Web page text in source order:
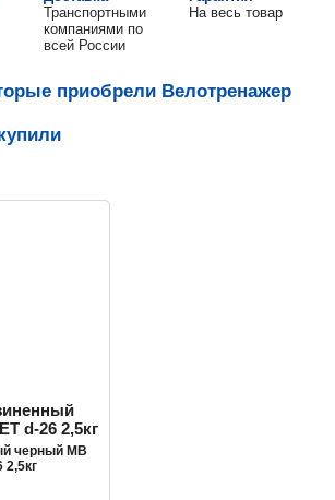
Транспортными
компаниями по
всей России
На весь товар
приобрели Велотренажер
черный MB
2,5кг